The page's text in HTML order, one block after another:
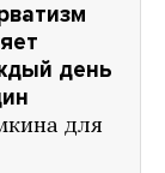
день
для